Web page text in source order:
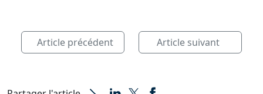
Article précédent Article suivant